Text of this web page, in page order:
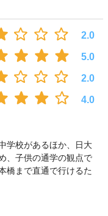
2.0
5.0
2.0
4.0
学校があるほか、日大
、子供の通学の観点で
橋まで直通で行けるた